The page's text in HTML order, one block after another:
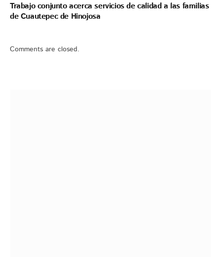
Trabajo conjunto acerca servicios de calidad a las familias
de Cuautepec de Hinojosa
Comments are closed.